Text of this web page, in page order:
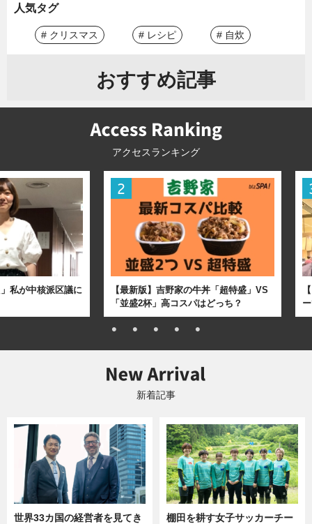
人気タグ
# クリスマス # レシピ # 自炊
おすすめ記事
アクセスランキング
私が中核派区議に
【最新版】吉野家の牛丼「超特盛」VS
「並盛2杯」高コスパはどっち？
新着記事
世界33カ国の経営者を見てき 棚田を耕す女子サッカーチー